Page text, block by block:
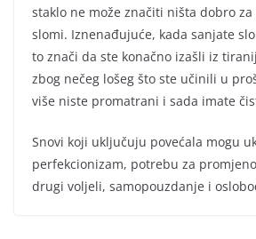
staklo ne može značiti ništa dobro za
slomi. Iznenađujuće, kada sanjate
to znači da ste konačno izašli iz
zbog nečeg lošeg što ste učinili u
više niste promatrani i sada imate
Snovi koji uključuju povećala mogu
perfekcionizam, potrebu za
drugi voljeli, samopouzdanje i